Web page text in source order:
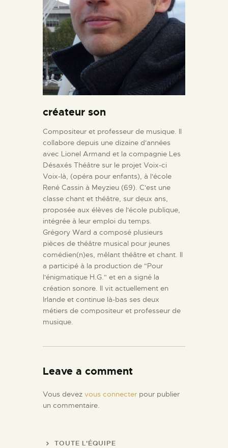
créateur son
Compositeur et professeur de musique. Il
collabore depuis une dizaine d'années
avec Lionel Armand et la compagnie Les
Désaxés Théâtre sur le projet Voix-ci
Voix-là, (opéra pour enfants), à l'école
René Cassin à Meyzieu (69). C'est une
classe chant et théâtre, sur deux ans,
proposée aux élèves de l'école publique,
intégrée à leur emploi du temps.
Grégory Ward a composé plusieurs
pièces de théâtre musical pour jeunes
comédien(n)es, mêlant théâtre et chant. Il
a participé à la production de "Pour
l'énigmatique H.G." et en a signé la
création sonore. Il vit actuellement en
Irlande et continue là-bas ses deux
métiers de compositeur et professeur de
musique.
Leave a comment
Vous devez vous connecter pour publier
un commentaire.
TOUTE L'ÉQUIPE